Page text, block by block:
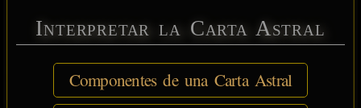
Interpretar la Carta Astral
Componentes de una Carta Astral